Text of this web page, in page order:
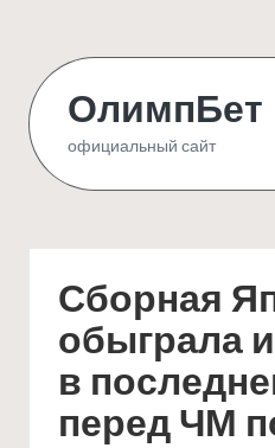
content
ОлимпБет
официальный сайт
Сборная
обыграла
в
перед ЧМ